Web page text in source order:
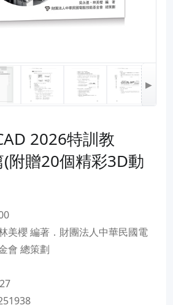
▶
2026特訓教
附贈20個精彩3D動
美櫻 編著．財團法人中華民國電
會 總策劃